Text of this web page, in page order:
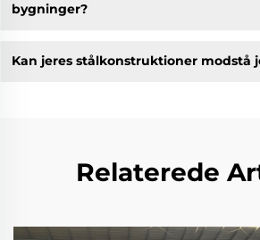
bygninger?
Kan jeres stålkonstruktioner modstå
Relaterede